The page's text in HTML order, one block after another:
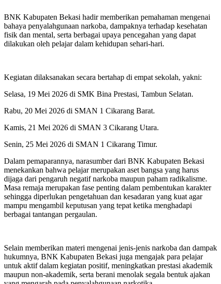
BNK Kabupaten Bekasi hadir memberikan pemahaman mengenai
bahaya penyalahgunaan narkoba, dampaknya terhadap kesehatan
fisik dan mental, serta berbagai upaya pencegahan yang dapat
dilakukan oleh pelajar dalam kehidupan sehari-hari.
Kegiatan dilaksanakan secara bertahap di empat sekolah, yakni:
Selasa, 19 Mei 2026 di SMK Bina Prestasi, Tambun Selatan.
Rabu, 20 Mei 2026 di SMAN 1 Cikarang Barat.
Kamis, 21 Mei 2026 di SMAN 3 Cikarang Utara.
Senin, 25 Mei 2026 di SMAN 1 Cikarang Timur.
Dalam pemaparannya, narasumber dari BNK Kabupaten Bekasi
menekankan bahwa pelajar merupakan aset bangsa yang harus
dijaga dari pengaruh negatif narkoba maupun paham radikalisme.
Masa remaja merupakan fase penting dalam pembentukan karakter
sehingga diperlukan pengetahuan dan kesadaran yang kuat agar
mampu mengambil keputusan yang tepat ketika menghadapi
berbagai tantangan pergaulan.
Selain memberikan materi mengenai jenis-jenis narkoba dan dampak
hukumnya, BNK Kabupaten Bekasi juga mengajak para pelajar
untuk aktif dalam kegiatan positif, meningkatkan prestasi akademik
maupun non-akademik, serta berani menolak segala bentuk ajakan